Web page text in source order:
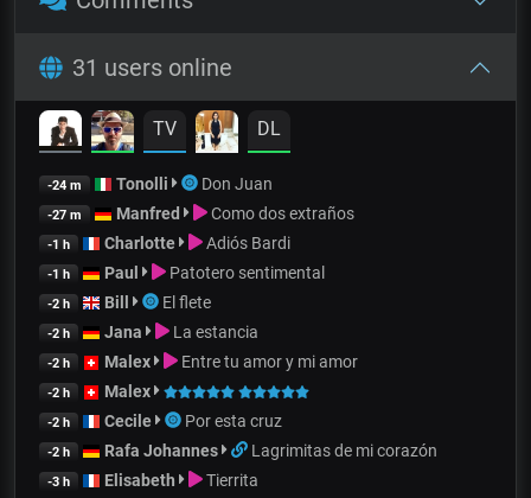
31 users online
TV DL
-24 m Tonolli Don Juan
-27 m Manfred Como dos extraños
-1 h Charlotte Adiós Bardi
-1 h Paul Patotero sentimental
-2 h Bill El flete
-2 h Jana La estancia
-2 h Malex Entre tu amor y mi amor
-2 h Malex
-2 h Cecile Por esta cruz
-2 h Rafa Johannes Lagrimitas de mi corazón
-3 h Elisabeth Tierrita